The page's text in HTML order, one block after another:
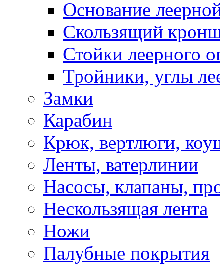
Основание
Скользящий
Стойки леерного
Тройники, углы
Замки
Карабин
Крюк, вертлюги,
Ленты, ватерлинии
Насосы, клапаны,
Нескользящая лента
Ножи
Палубные покрытия